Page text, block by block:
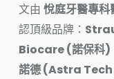
文由 悅庭牙醫專科
認頂級品牌：
Biocare (諾保科)
諾德 (Astra Tech